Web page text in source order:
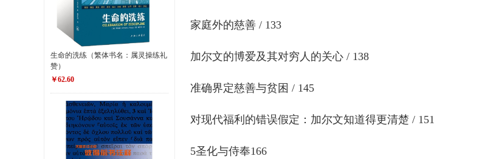
生命的洗练（繁体书名：属灵操练礼
赞）
￥62.60
家庭外的慈善 / 133
加尔文的博爱及其对穷人的关心 / 138
准确界定慈善与贫困 / 145
对现代福利的错误假定：加尔文知道得更清楚 / 151
5圣化与侍奉166